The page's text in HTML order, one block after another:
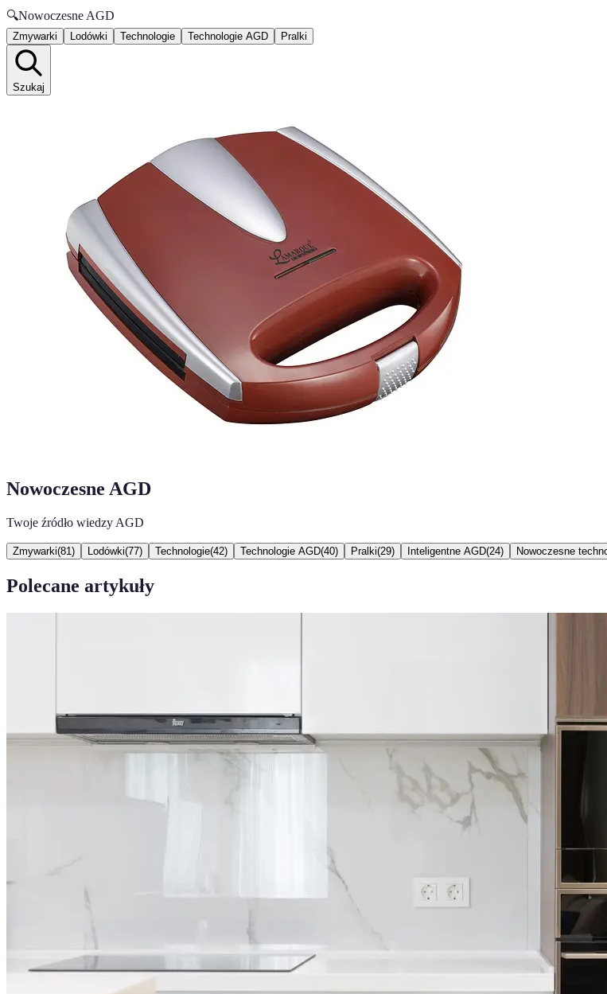
🔍Nowoczesne AGD
Zmywarki Lodówki Technologie Technologie AGD Pralki
Szukaj
Nowoczesne AGD
Twoje źródło wiedzy AGD
Zmywarki(81 ) Lodówki(77) Technologie(42) Technologie AGD(40) Pralki(29) Inteligentne AGD(24) Nowoczesne
Polecane artykuły